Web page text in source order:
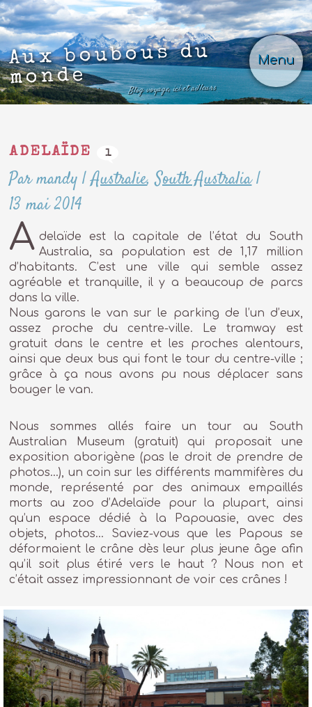
Menu
Aux boubous du
monde
Blog voyage, ici et ailleurs
ADELAÏDE 1
Par mandy |Australie,South Australia|
13 mai 2014
A delaïde est la capitale de l’état du South
Australia, sa population est de 1,17 million
d’habitants. C’est une ville qui semble assez
agréable et tranquille, il y a beaucoup de parcs
dans la ville.
Nous garons le van sur le parking de l’un d’eux,
assez proche du centre-ville. Le tramway est
gratuit dans le centre et les proches alentours,
ainsi que deux bus qui font le tour du centre-ville ;
grâce à ça nous avons pu nous déplacer sans
bouger le van.
Nous sommes allés faire un tour au South
Australian Museum (gratuit) qui proposait une
exposition aborigène (pas le droit de prendre de
photos…), un coin sur les différents mammifères du
monde, représenté par des animaux empaillés
morts au zoo d’Adelaïde pour la plupart, ainsi
qu’un espace dédié à la Papouasie, avec des
objets, photos… Saviez-vous que les Papous se
déformaient le crâne dès leur plus jeune âge afin
qu’il soit plus étiré vers le haut ? Nous non et
c’était assez impressionnant de voir ces crânes !